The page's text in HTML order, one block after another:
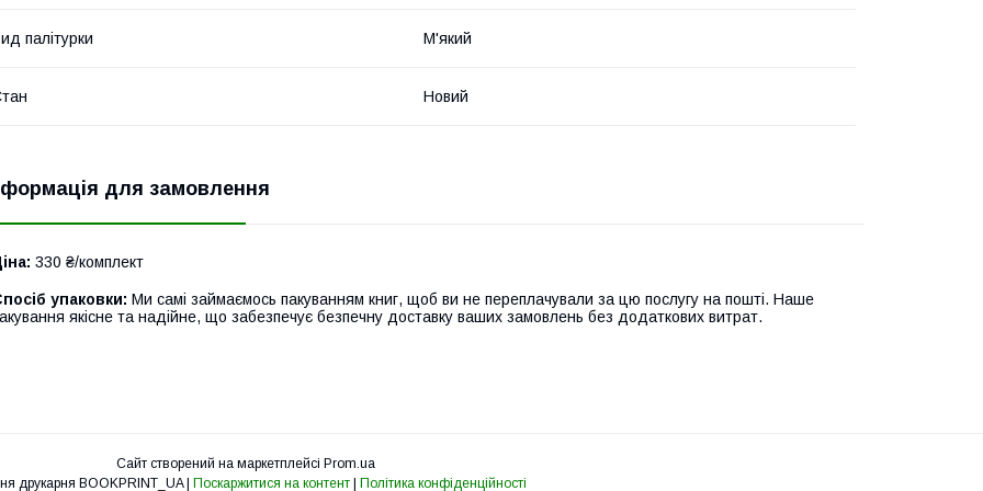
палітурки М'який
Новий
для замовлення
330 ₴/комплект
упаковки: Ми самі займаємось пакуванням книг, щоб ви не переплачували за цю послугу на пошті. Наше
якісне та надійне, що забезпечує безпечну доставку ваших замовлень без додаткових витрат.
Сайт створений на маркетплейсі Prom.ua
Поскаржитися на контент Політика конфіденційності